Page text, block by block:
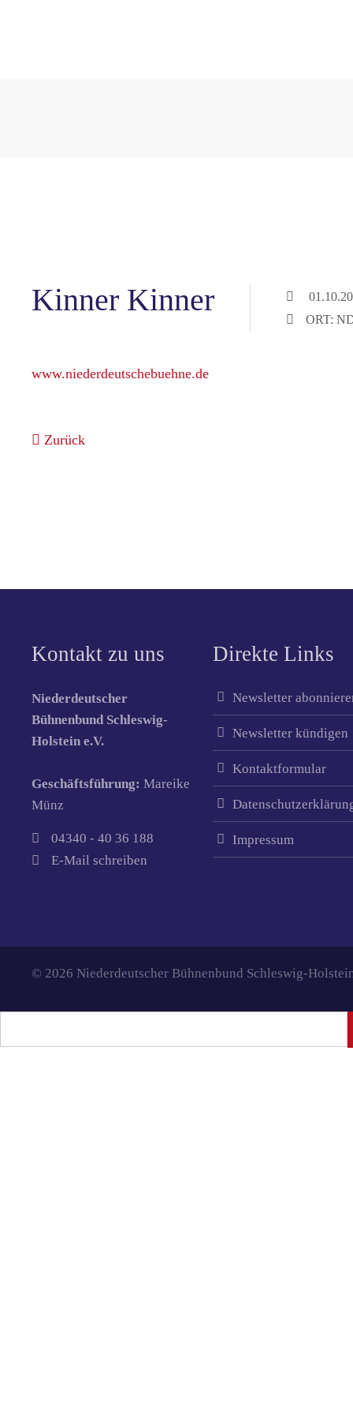
Kinner Kinner
ORT:
www.niederdeutschebuehne.de
Zurück
Kontakt zu uns
Niederdeutscher
Bühnenbund Schleswig-
Holstein e.V.
Geschäftsführung:Mareike
Münz
04340 - 40 36 188
E-Mail schreiben
Direkte Links
Newsletter
Newsletter kündigen
Kontaktformular
Impressum
© 2026 Niederdeutscher Bühnenbund Schleswig-